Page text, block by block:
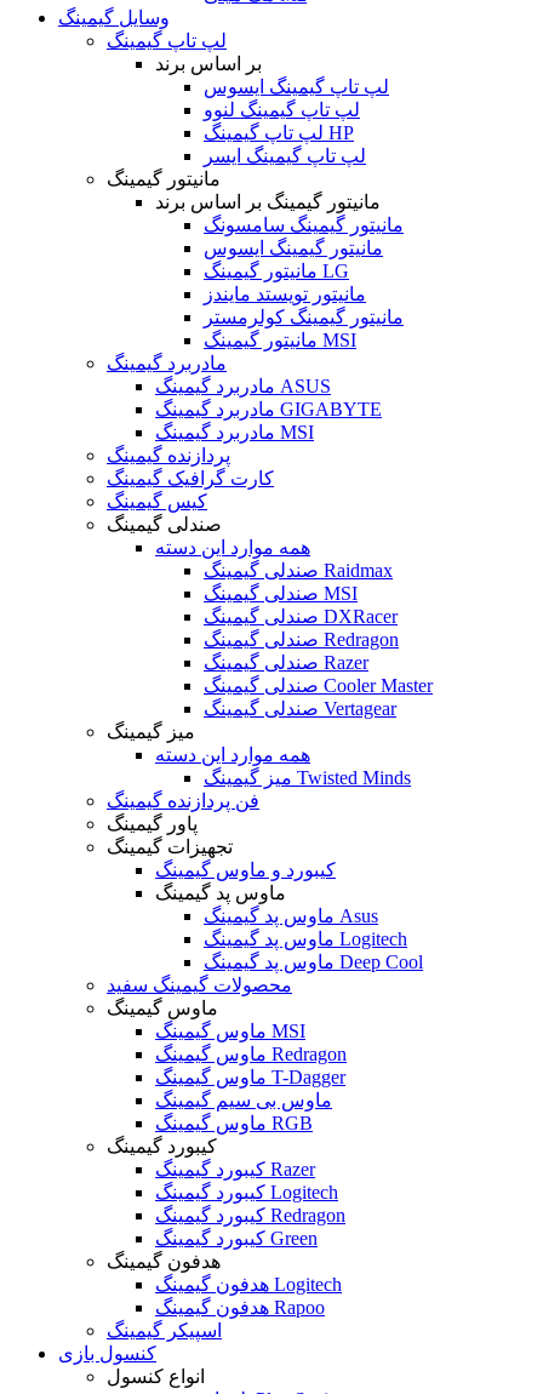
وسایل گیمینگ
لپ تاپ گیمینگ
بر اساس برند
لپ تاپ گیمینگ ایسوس
لپ تاپ گیمینگ لنوو
لپ تاپ گیمینگ HP
لپ تاپ گیمینگ ایسر
مانیتور گیمینگ
مانیتور گیمینگ بر اساس برند
مانیتور گیمینگ سامسونگ
مانیتور گیمینگ ایسوس
مانیتور گیمینگ LG
مانیتور تویستد مایندز
مانیتور گیمینگ کولرمستر
مانیتور گیمینگ MSI
مادربرد گیمینگ
مادربرد گیمینگ ASUS
مادربرد گیمینگ GIGABYTE
مادربرد گیمینگ MSI
پردازنده گیمینگ
کارت گرافیک گیمینگ
کیس گیمینگ
صندلی گیمینگ
همه موارد این دسته
صندلی گیمینگ Raidmax
صندلی گیمینگ MSI
صندلی گیمینگ DXRacer
صندلی گیمینگ Redragon
صندلی گیمینگ Razer
صندلی گیمینگ Cooler Master
صندلی گیمینگ Vertagear
میز گیمینگ
همه موارد این دسته
میز گیمینگ Twisted Minds
فن پردازنده گیمینگ
پاور گیمینگ
تجهیزات گیمینگ
کیبورد و ماوس گیمینگ
ماوس پد گیمینگ
ماوس پد گیمینگ Asus
ماوس پد گیمینگ Logitech
ماوس پد گیمینگ Deep Cool
محصولات گیمینگ سفید
ماوس گیمینگ
ماوس گیمینگ MSI
ماوس گیمینگ Redragon
ماوس گیمینگ T-Dagger
ماوس بی سیم گیمینگ
ماوس گیمینگ RGB
کیبورد گیمینگ
کیبورد گیمینگ Razer
کیبورد گیمینگ Logitech
کیبورد گیمینگ Redragon
کیبورد گیمینگ Green
هدفون گیمینگ
هدفون گیمینگ Logitech
هدفون گیمینگ Rapoo
اسپیکر گیمینگ
کنسول بازی
انواع کنسول